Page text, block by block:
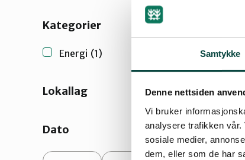
Samtykke
Denne nettsiden
Vi bruker
analysere trafikken
sosiale medier,
dem, eller som de har
Kategorier
Energi (1)
Lokallag
Dato